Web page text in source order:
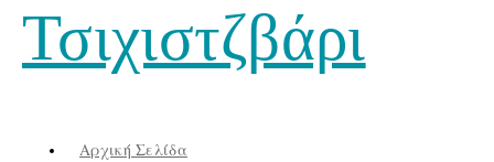
Τσιχιστζβάρι
Αρχική Σελίδα